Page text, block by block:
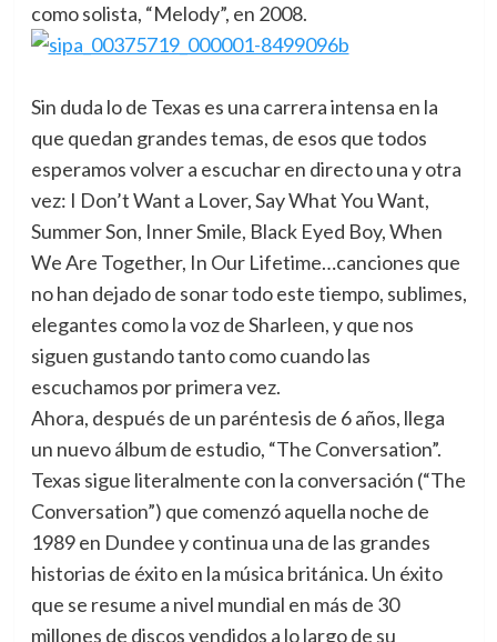
como solista, “Melody”, en 2008.
Sin duda lo de Texas es una carrera intensa en la
que quedan grandes temas, de esos que todos
esperamos volver a escuchar en directo una y otra
vez: I Don’t Want a Lover, Say What You Want,
Summer Son, Inner Smile, Black Eyed Boy, When
We Are Together, In Our Lifetime…canciones que
no han dejado de sonar todo este tiempo, sublimes,
elegantes como la voz de Sharleen, y que nos
siguen gustando tanto como cuando las
escuchamos por primera vez.
Ahora, después de un paréntesis de 6 años, llega
un nuevo álbum de estudio, “The Conversation”.
Texas sigue literalmente con la conversación (“The
Conversation”) que comenzó aquella noche de
1989 en Dundee y continua una de las grandes
historias de éxito en la música británica. Un éxito
que se resume a nivel mundial en más de 30
millones de discos vendidos a lo largo de su